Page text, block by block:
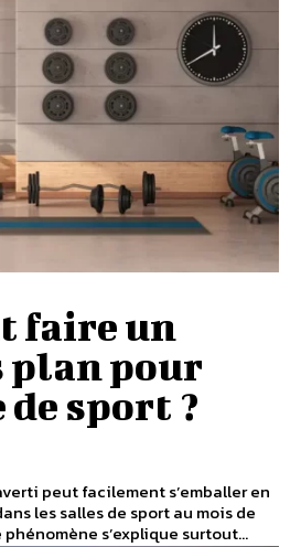
faire un
plan pour
sport ?
peut facilement s’emballer en
les salles de sport au mois de
s’explique surtout...